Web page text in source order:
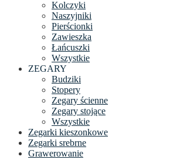
Kolczyki
Naszyjniki
Pierścionki
Zawieszka
Łańcuszki
Wszystkie
ZEGARY
Budziki
Stopery
Zegary ścienne
Zegary stojące
Wszystkie
Zegarki kieszonkowe
Zegarki srebrne
Grawerowanie